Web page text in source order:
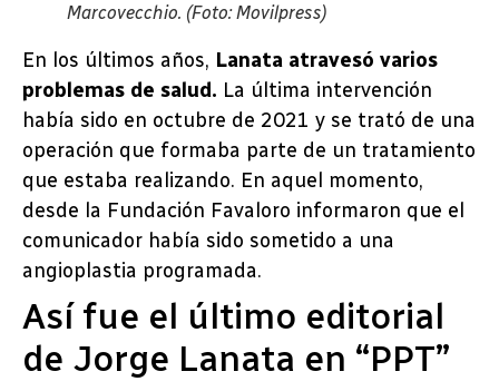
Marcovecchio. (Foto: Movilpress)
En los últimos años, Lanata atravesó varios
problemas de salud. La última intervención
había sido en octubre de 2021 y se trató de una
operación que formaba parte de un tratamiento
que estaba realizando. En aquel momento,
desde la Fundación Favaloro informaron que el
comunicador había sido sometido a una
angioplastia programada.
Así fue el último editorial
de Jorge Lanata en “PPT”